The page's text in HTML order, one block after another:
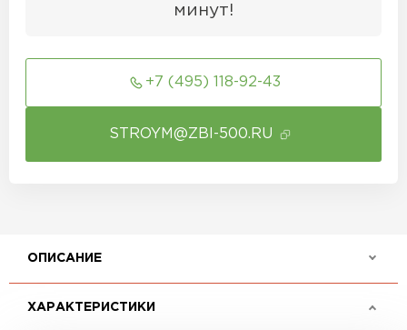
минут!
+7 (495) 118-92-43
STROYM@ZBI-500.RU
ОПИСАНИЕ
ХАРАКТЕРИСТИКИ